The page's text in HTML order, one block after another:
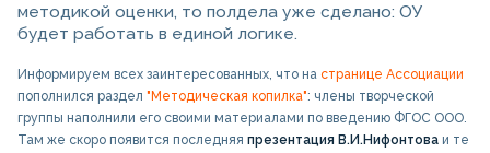
методикой оценки, то полдела уже сделано: ОУ
будет работать в единой логике.
Информируем всех заинтересованных, что на странице Ассоциации
пополнился раздел "Методическая копилка": члены творческой
группы наполнили его своими материалами по введению ФГОС ООО.
Там же скоро появится последняя презентация В.И.Нифонтова и те